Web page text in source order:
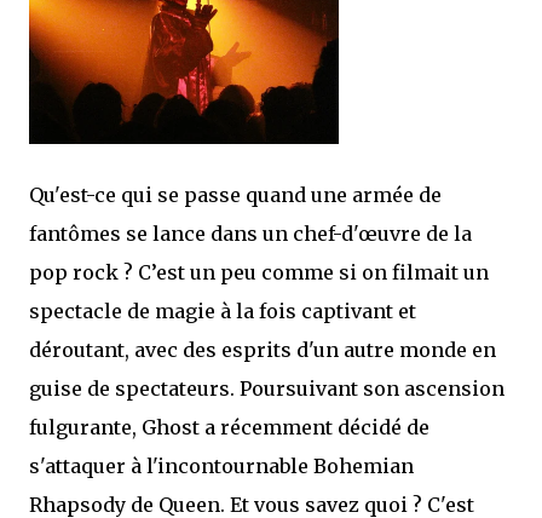
Qu'est-ce qui se passe quand une armée de
fantômes se lance dans un chef-d'œuvre de la
pop rock ? C’est un peu comme si on filmait un
spectacle de magie à la fois captivant et
déroutant, avec des esprits d'un autre monde en
guise de spectateurs. Poursuivant son ascension
fulgurante, Ghost a récemment décidé de
s'attaquer à l'incontournable Bohemian
Rhapsody de Queen. Et vous savez quoi ? C'est